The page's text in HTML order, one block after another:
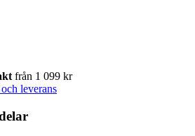
från 1 099 kr
leverans